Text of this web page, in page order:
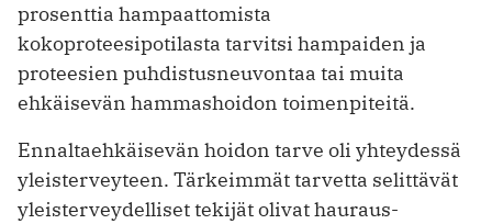
prosenttia hampaattomista
kokoproteesipotilasta tarvitsi hampaiden ja
proteesien puhdistusneuvontaa tai muita
ehkäisevän hammashoidon toimenpiteitä.
Ennaltaehkäisevän hoidon tarve oli yhteydessä
yleisterveyteen. Tärkeimmät tarvetta selittävät
yleisterveydelliset tekijät olivat hauraus-